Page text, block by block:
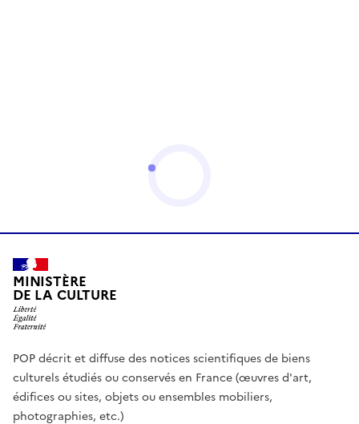
MINISTÈRE
DE LA CULTURE
POP décrit et diffuse des notices scientifiques de biens
culturels étudiés ou conservés en France (œuvres d'art,
édifices ou sites, objets ou ensembles mobiliers,
photographies, etc.)